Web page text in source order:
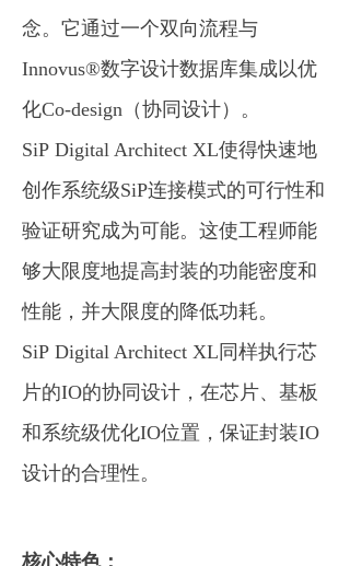
念。它通过一个双向流程与
Innovus®数字设计数据库集成以优
化Co-design（协同设计）。
SiP Digital Architect XL使得快速地
创作系统级SiP连接模式的可行性和
验证研究成为可能。这使工程师能
够大限度地提高封装的功能密度和
性能，并大限度的降低功耗。
SiP Digital Architect XL同样执行芯
片的IO的协同设计，在芯片、基板
和系统级优化IO位置，保证封装IO
设计的合理性。
核心特色：